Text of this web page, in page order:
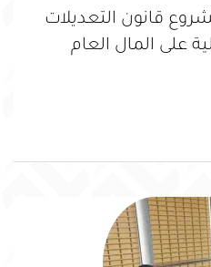
قانون التعديلات
على المال العام